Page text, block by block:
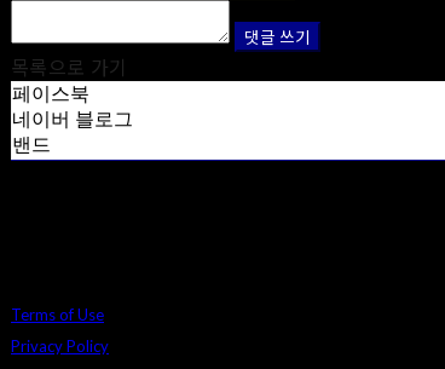
댓글 쓰기
목록으로 가기
페이스북
네이버 블로그
밴드
Terms of Use
Privacy Policy